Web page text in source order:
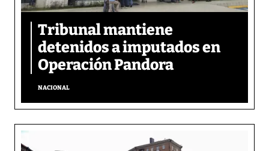
Tribunal mantiene
detenidos a imputados en
Operación Pandora
NACIONAL